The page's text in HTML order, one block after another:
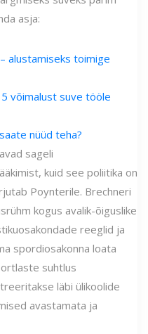
asja:
alustamiseks toimige
võimalust suve tööle
nüüd teha?
sageli
kuid see poliitika on
Poynterile. Brechneri
kogus avalik-õiguslike
reeglid ja
spordiosakonna loata
suhtlus
läbi ülikoolide
avastamata ja